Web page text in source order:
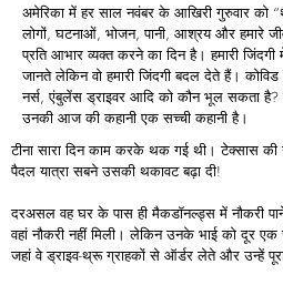
अमेरिका में हर साल नवंबर के आखिरी गुरुवार को
लोगों, घटनाओं, भोजन, पानी, आश्रय और हमारे
प्रति आभार व्यक्त करने का दिन है। हमारी
जानते लेकिन वो हमारी जिंदगी बदल देते हैं।
नर्स, एंबुलेंस ड्राइवर आदि को कौन भूल सकता है?
उनकी आज की कहानी एक सच्ची कहानी है।
टीना सारा दिन काम करके थक गई थी। टेक्सास
पैदल यात्रा सबने उसकी थकावट बढ़ा दी!
दरअसल वह घर के पास ही मैकडॉनल्ड्स में नौकरी
वहां नौकरी नहीं मिली। लेकिन उनके भाई को दूर एक
जहां वे ड्राइव-थ्रू ग्राहकों से ऑर्डर लेते और उन्हें